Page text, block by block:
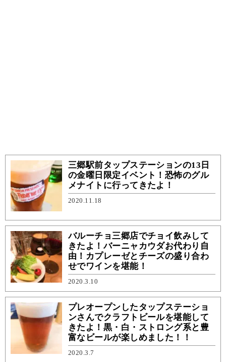
三郷駅前タップステーションの13日
の金曜日限定イベント！恐怖のグル
メナイトに行ってきたよ！
2020.11.18
バルーチョ三郷店でチョイ飲みして
きたよ！バーニャカウダお代わり自
由！カプレーゼとチーズの盛り合わ
せでワインを堪能！
2020.3.10
プレオープンしたタップステーショ
ンさんでクラフトビールを堪能して
きたよ！黒・白・ストロング系と豊
富なビールが楽しめました！！
2020.3.7